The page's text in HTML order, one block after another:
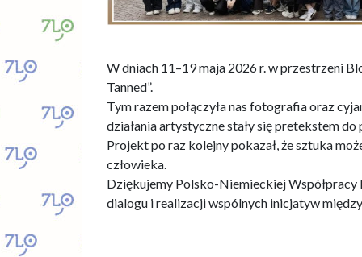
W dniach 11–19 maja 2026 r. w przestrzeni
Tanned”.
Tym razem połączyła nas fotografia oraz
działania artystyczne stały się pretekstem
Projekt po raz kolejny pokazał, że sztuka
człowieka.
Dziękujemy Polsko-Niemieckiej Współpracy
dialogu i realizacji wspólnych inicjatyw